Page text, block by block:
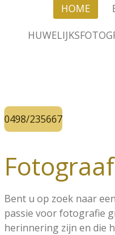
HOME
0498/235667
Bent u op zoek naar
passie voor fotografie
herinnering zijn en die